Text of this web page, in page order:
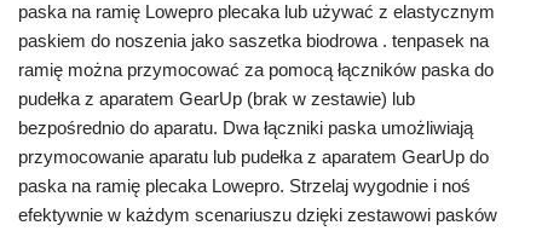
paska na ramię Lowepro plecaka lub używać z elastycznym
paskiem do noszenia jako saszetka biodrowa . tenpasek na
ramię można przymocować za pomocą łączników paska do
pudełka z aparatem GearUp (brak w zestawie) lub
bezpośrednio do aparatu. Dwa łączniki paska umożliwiają
przymocowanie aparatu lub pudełka z aparatem GearUp do
paska na ramię plecaka Lowepro. Strzelaj wygodnie i noś
efektywnie w każdym scenariuszu dzięki zestawowi pasków